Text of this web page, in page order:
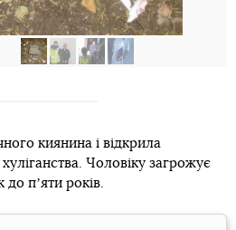
киянина і відкрила
Чоловіку загрожує
пʼяти років.